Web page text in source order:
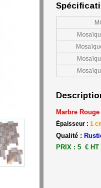
Marbre
Épaisseur : 1
Qualité :
PRIX : 5 € HT